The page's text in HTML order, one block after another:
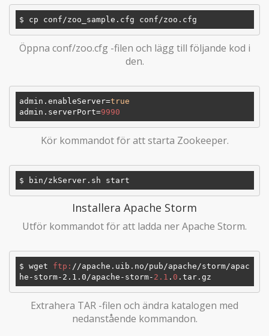
Öppna conf/zoo.cfg -filen och lägg till följande kod i
den.
admin.enableServer=true
admin.serverPort=9990
Kör kommandot för att starta Zookeeper.
Installera Apache Storm
Utför kommandot för att ladda ner Apache Storm.
$ wget ftp: / /apache.uib.no/pub /apache/storm/apac
he-storm-2.1.0/apache -storm- 2.1 . 0
Extrahera TAR -filen och ändra katalogen med
nedanstående kommandon.